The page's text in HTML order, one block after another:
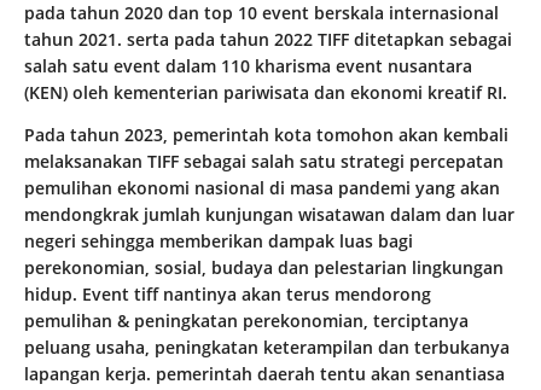
pada tahun 2020 dan top 10 event berskala internasional
tahun 2021. serta pada tahun 2022 TIFF ditetapkan sebagai
salah satu event dalam 110 kharisma event nusantara
(KEN) oleh kementerian pariwisata dan ekonomi kreatif RI.
Pada tahun 2023, pemerintah kota tomohon akan kembali
melaksanakan TIFF sebagai salah satu strategi percepatan
pemulihan ekonomi nasional di masa pandemi yang akan
mendongkrak jumlah kunjungan wisatawan dalam dan luar
negeri sehingga memberikan dampak luas bagi
perekonomian, sosial, budaya dan pelestarian lingkungan
hidup. Event tiff nantinya akan terus mendorong
pemulihan & peningkatan perekonomian, terciptanya
peluang usaha, peningkatan keterampilan dan terbukanya
lapangan kerja. pemerintah daerah tentu akan senantiasa